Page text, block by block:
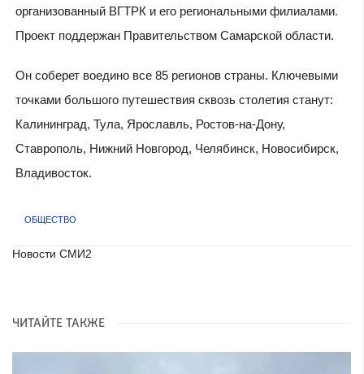
организованный ВГТРК и его региональными филиалами.
Проект поддержан Правительством Самарской области.
Он соберет воедино все 85 регионов страны. Ключевыми
точками большого путешествия сквозь столетия станут:
Калининград, Тула, Ярославль, Ростов-на-Дону,
Ставрополь, Нижний Новгород, Челябинск, Новосибирск,
Владивосток.
ОБЩЕСТВО
Новости СМИ2
ЧИТАЙТЕ ТАКЖЕ